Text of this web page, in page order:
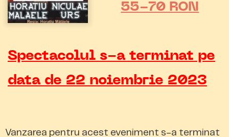
55-70 RON
Spectacolul s-a terminat pe
data de 22 noiembrie 2023
Vanzarea pentru acest eveniment s-a terminat